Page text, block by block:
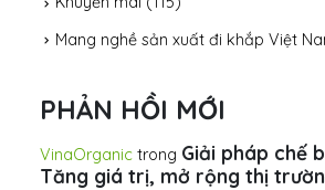
Mang nghề sản xuất đi khắp Việt
PHẢN HỒI MỚI
VinaOrganic trong Giải pháp chế
Tăng giá trị, mở rộng thị